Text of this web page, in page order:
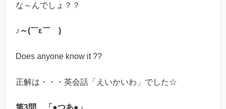
な～んでしょ？？
♪～(￣ε￣ )
Does anyone know it ??
正解は・・・英会話「えいかいわ」でした☆